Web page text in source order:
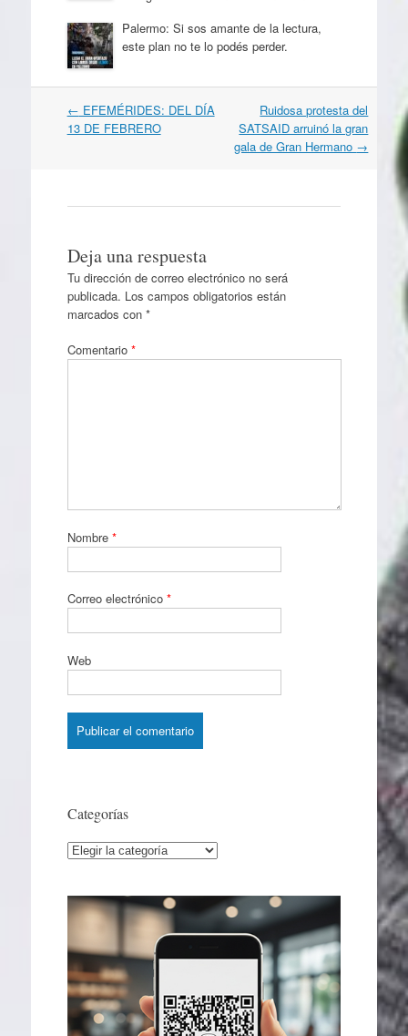
Palermo: Si sos amante de la lectura,
este plan no te lo podés perder.
Navegación
por
← EFEMÉRIDES: DEL DÍA
13 DE FEBRERO
Ruidosa protesta del
SATSAID arruinó la gran
gala de Gran Hermano →
Deja una respuesta
Tu dirección de correo electrónico no será
publicada. Los campos obligatorios están
marcados con *
Comentario *
Nombre *
Correo electrónico *
Web
Categorías
Categorías